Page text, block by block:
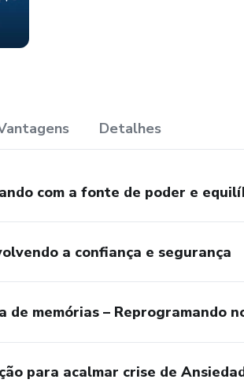
Detalhes
com a fonte de poder e
a confiança e segurança
de memórias – Reprogramando
para acalmar crise de